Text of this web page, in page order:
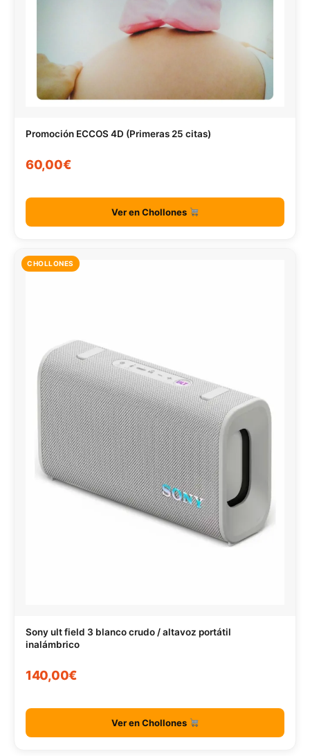
Promoción ECCOS 4D (Primeras 25 citas)
60,00€
Ver en Chollones
CHOLLONES
Sony ult field 3 blanco crudo / altavoz portátil
inalámbrico
140,00€
Ver en Chollones